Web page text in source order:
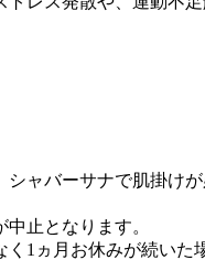
ト、シャバーサナ
止となります。
く1ヵ月お休みが続い